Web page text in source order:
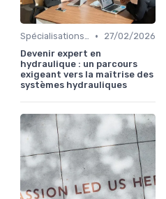
Spécialisations sectorielles •
27/02/2026
Devenir expert en
hydraulique : un parcours
exigeant vers la maîtrise des
systèmes hydrauliques